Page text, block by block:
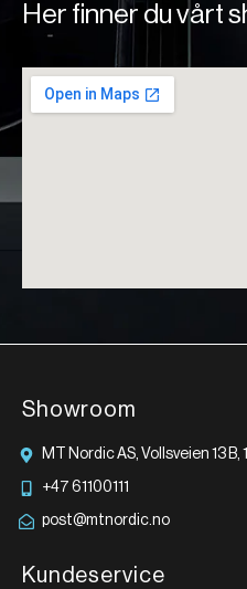
Her finner du vårt
Showroom
MT Nordic AS, Vollsveien 13
+47 61100111
post@mtnordic.no
Kundeservice